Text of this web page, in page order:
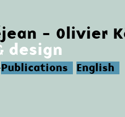
- Olivier
design
Publications English